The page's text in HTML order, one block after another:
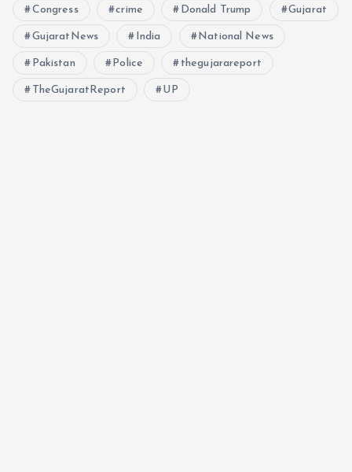
Congress crime Donald Trump Gujarat
GujaratNews India National News
Pakistan Police thegujarareport
TheGujaratReport UP